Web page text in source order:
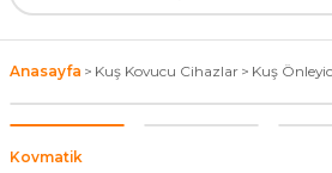
Cihazlar
Cihazlar
Cihazlar
Ürünler
Ultrasonik Cihazlar
İlacı
Tilki Kovucu
Anasayfa Kuş Kovucu Cihazlar Kuş
Kovmatik